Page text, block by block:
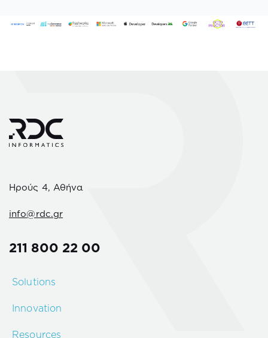
Ηρούς 4, Αθήνα
info@rdc.gr
211 800 22 00
Solutions
Innovation
Resources